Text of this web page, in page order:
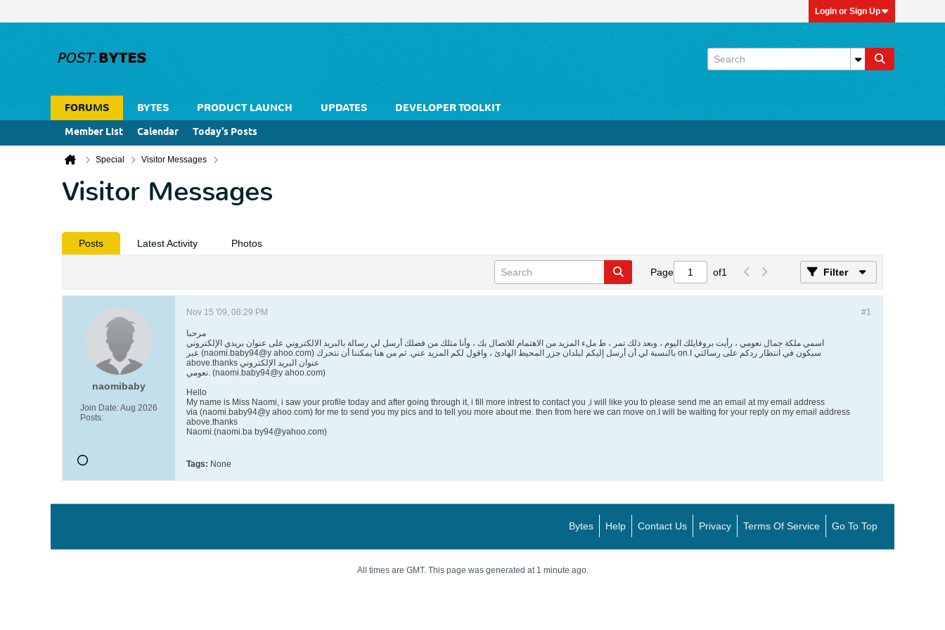
Login or Sign Up
FORUMS BYTES PRODUCT LAUNCH UPDATES
DEVELOPER TOOLKIT
Member List
Calendar Today's Posts
Special Visitor Messages
Visitor Messages
Posts Latest Activity Photos
Page of1 Filter
naomibaby
Join Date:Aug 2026
Posts:
#1
Nov 15 '09, 08:29 PM
مرحبا
اسمي ملكة جمال نعومي ، رأيت بروفايلك اليوم ، وبعد ذلك تمر ، ط ملء المزيد من الاهتمام للاتصال بك ، وأنا مثلك من فضلك أرسل لي رسالة بالبريد الالكتروني على عنوان بريدي الإلكتروني
عبر (naomi.baby94@y ahoo.com) بالنسبة لي أن أرسل إليكم لبلدان جزر المحيط الهادئ ، واقول لكم المزيد عني. ثم من هنا يمكننا أن نتحرك on.I سيكون في انتظار ردكم على رسالتي
above.thanks عنوان البريد الإلكتروني
نعومي. (naomi.baby94@y ahoo.com)
Hello
My name is Miss Naomi, i saw your profile today and after going through it, i fill more intrest to contact you ,i will like you to please send me an email at my email address
via (naomi.baby94@y ahoo.com) for me to send you my pics and to tell you more about me. then from here we can move on.I will be waiting for your reply on my email address
above.thanks
Naomi.(naomi.ba by94@yahoo.com)
Tags: None
Bytes Help Contact Us Privacy Terms Of Service Go To Top
All times are GMT. This page was generated at 1 minute ago.